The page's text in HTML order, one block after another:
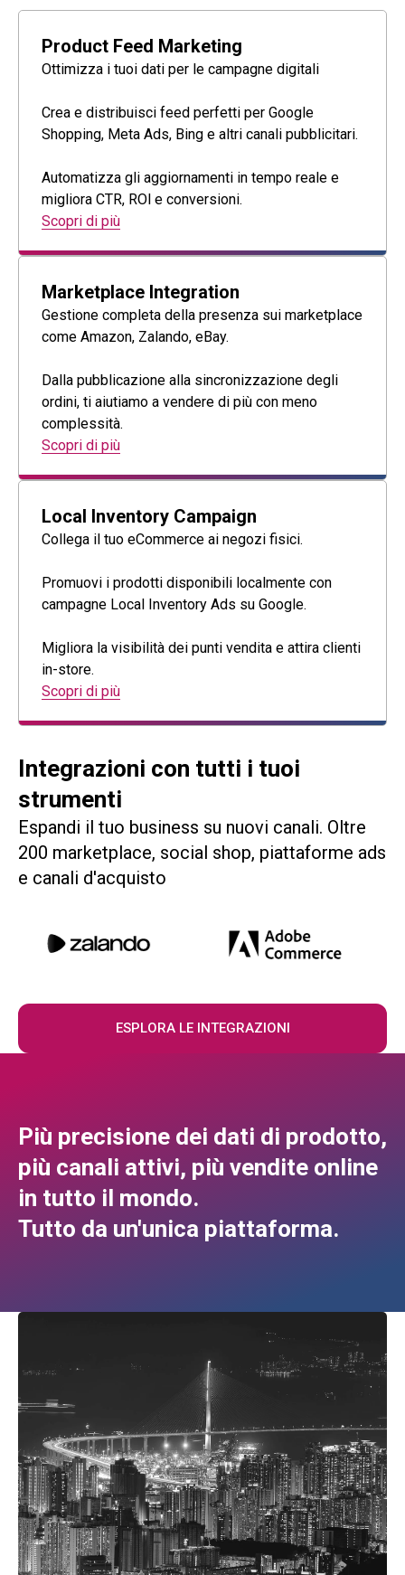
Product Feed Marketing
Ottimizza i tuoi dati per le campagne digitali
Crea e distribuisci feed perfetti per Google
Shopping, Meta Ads, Bing e altri canali pubblicitari.
Automatizza gli aggiornamenti in tempo reale e
migliora CTR, ROl e conversioni.
Scopri di più
Marketplace Integration
Gestione completa della presenza sui marketplace
come Amazon, Zalando, eBay.
Dalla pubblicazione alla sincronizzazione degli
ordini, ti aiutiamo a vendere di più con meno
complessità.
Scopri di più
Local Inventory Campaign
Collega il tuo eCommerce ai negozi fisici.
Promuovi i prodotti disponibili localmente con
campagne Local Inventory Ads su Google.
Migliora la visibilità dei punti vendita e attira clienti
in-store.
Scopri di più
Integrazioni con tutti i tuoi
strumenti
Espandi il tuo business su nuovi canali. Oltre
200 marketplace, social shop, piattaforme ads
e canali d'acquisto
ESPLORA LE INTEGRAZIONI
Più precisione dei dati di prodotto,
più canali attivi, più vendite online
in tutto il mondo.
Tutto da un'unica piattaforma.